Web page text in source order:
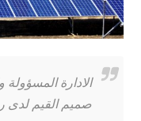
الادارة المسؤولة
صميم القيم لدى